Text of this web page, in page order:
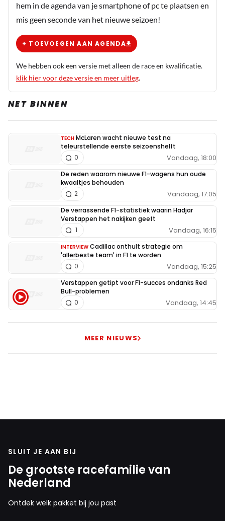
Noodstop
Het ons niet zoveel schelen wat iedereen ervan vindt,
melden met een RN365-account.
INLOGGEN AANMELDEN
hem in de agenda van je smartphone of pc te plaatsen en
mis geen seconde van het nieuwe seizoen!
+ TOEVOEGEN AAN AGENDA
We hebben ook een versie met alleen de race en kwalificatie.
klik hier voor deze versie en meer uitleg.
NET BINNEN
TECH McLaren wacht nieuwe test na
teleurstellende eerste seizoenshelft
Vandaag, 18:00
0
De reden waarom nieuwe F1-wagens hun oude
kwaaltjes behouden
Vandaag, 17:05
2
De verrassende F1-statistiek waarin Hadjar
Verstappen het nakijken geeft
Vandaag, 16:15
1
INTERVIEW Cadillac onthult strategie om
'allerbeste team' in F1 te worden
Vandaag, 15:25
0
Verstappen getipt voor F1-succes ondanks Red
Bull-problemen
Vandaag, 14:45
0
MEER NIEUWS
SLUIT JE AAN BIJ
De grootste racefamilie van
Nederland
Ontdek welk pakket bij jou past